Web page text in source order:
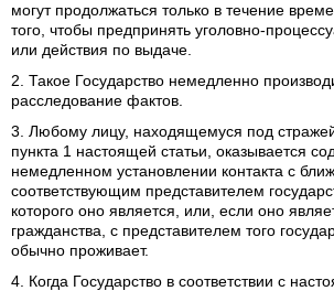
могут продолжаться только в течение
того, чтобы предпринять уголовно-
или действия по выдаче.
2. Такое Государство немедленно
расследование фактов.
3. Любому лицу, находящемуся под
пункта 1 настоящей статьи, оказывается
немедленном установлении контакта с
соответствующим представителем
которого оно является, или, если оно
гражданства, с представителем того
обычно проживает.
4. Когда Государство в соответствии с